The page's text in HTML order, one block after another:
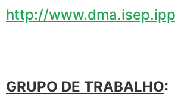
http://
GRUPO DE TRABALHO: